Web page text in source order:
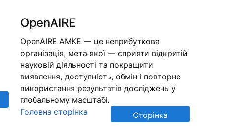
OpenAIRE
OpenAIRE AMKE — це неприбуткова
організація, мета якої — сприяти відкритій
науковій діяльності та покращити
виявлення, доступність, обмін і повторне
використання результатів досліджень у
глобальному масштабі.
Головна сторінка
Сторінка